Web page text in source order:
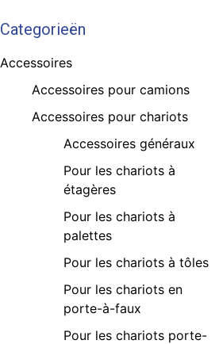
Categorieën
Accessoires
Accessoires pour camions
Accessoires pour chariots
Accessoires généraux
Pour les chariots à
étagères
Pour les chariots à
palettes
Pour les chariots à tôles
Pour les chariots en
porte-à-faux
Pour les chariots porte-